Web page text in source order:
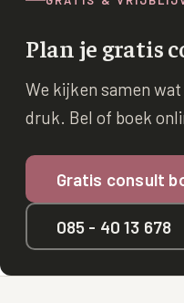
Plan je gratis
We kijken samen
druk. Bel of boek
Gratis consult
085 - 40 13 678